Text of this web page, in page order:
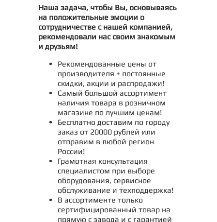
Наша задача, чтобы Вы, основываясь
на положительные эмоции о
сотрудничестве с нашей компанией,
рекомендовали нас своим знакомым
и друзьям!
Рекомендованные цены от
производителя + постоянные
скидки, акции и распродажи!
Самый большой ассортимент
наличия товара в розничном
магазине по лучшим ценам!
Бесплатно доставим по городу
заказ от 20000 рублей или
отправим в любой регион
России!
Грамотная консультация
специалистом при выборе
оборудования, сервисное
обслуживание и техподдержка!
В ассортименте только
сертифицированный товар на
прямую с завода и с гарантией